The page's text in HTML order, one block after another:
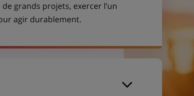
grands projets, exercer l’un
agir durablement.